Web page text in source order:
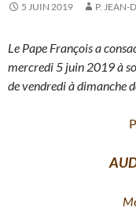
5 JUIN 2019 P. JEAN-
Le Pape François a
mercredi 5 juin 2019 à
de vendredi à dimanche